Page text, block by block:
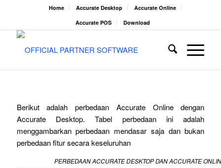
Home Accurate Desktop
Accurate Online
Accurate POS
Download
Berikut adalah perbedaan Accurate Online dengan
Accurate Desktop. Tabel perbedaan ini adalah
menggambarkan perbedaan mendasar saja dan bukan
perbedaan fitur secara keseluruhan
PERBEDAAN ACCURATE DESKTOP DAN ACCURATE